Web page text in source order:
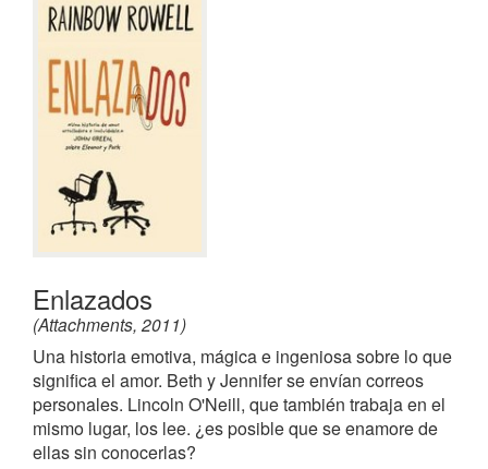
Enlazados
(Attachments, 2011)
Una historia emotiva, mágica e ingeniosa sobre lo que
significa el amor. Beth y Jennifer se envían correos
personales. Lincoln O'Neill, que también trabaja en el
mismo lugar, los lee. ¿es posible que se enamore de
ellas sin conocerlas?